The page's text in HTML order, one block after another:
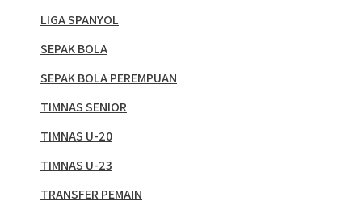
LIGA SPANYOL
SEPAK BOLA
SEPAK BOLA PEREMPUAN
TIMNAS SENIOR
TIMNAS U-20
TIMNAS U-23
TRANSFER PEMAIN